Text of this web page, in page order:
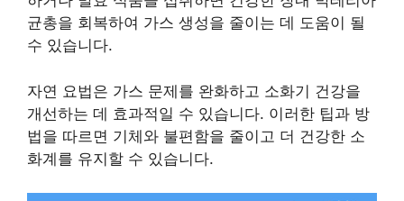
균총을 회복하여 가스 생성을 줄이는 데 도움이 될
수 있습니다.
자연 요법은 가스 문제를 완화하고 소화기 건강을
개선하는 데 효과적일 수 있습니다. 이러한 팁과 방
법을 따르면 기체와 불편함을 줄이고 더 건강한 소
화계를 유지할 수 있습니다.